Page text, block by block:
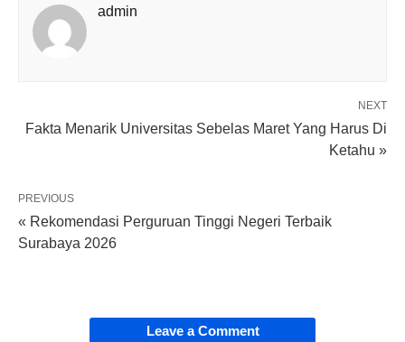
admin
NEXT
Fakta Menarik Universitas Sebelas Maret Yang Harus Di
Ketahu »
PREVIOUS
« Rekomendasi Perguruan Tinggi Negeri Terbaik
Surabaya 2026
Leave a Comment